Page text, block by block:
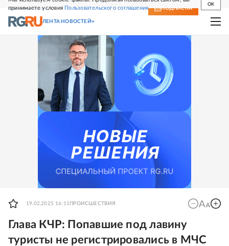
принимаете условия Пользовательского соглашения
OK
СВЕЖИЙ НОМЕР ПОДПИСКА
ЛЕНТА НОВОСТЕЙ
19.02.2025 16:11 ПРОИСШЕСТВИЯ
Глава КЧР: Попавшие под лавину
туристы не регистрировались в МЧС